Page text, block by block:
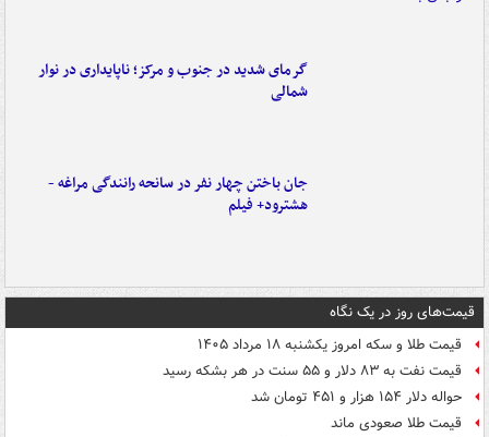
گرمای شدید در جنوب و مرکز؛ ناپایداری در نوار
شمالی
جان باختن چهار نفر در سانحه رانندگی مراغه -
هشترود+ فیلم
قیمت‌های روز در یک نگاه
قیمت طلا و سکه امروز یکشنبه ۱۸ مرداد ۱۴۰۵
قیمت نفت به ۸۳ دلار و ۵۵ سنت در هر بشکه رسید
حواله دلار ۱۵۴ هزار و ۴۵۱ تومان شد
قیمت طلا صعودی ماند